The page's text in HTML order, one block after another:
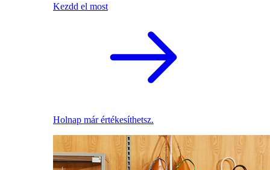
Kezdd el most
Holnap már értékesíthetsz.